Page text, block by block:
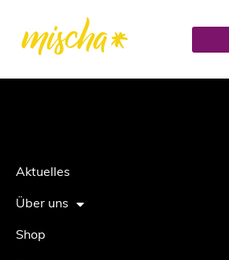
Aktuelles
Über uns
Shop